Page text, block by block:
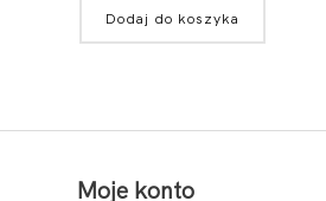
Dodaj do koszyka
Moje konto